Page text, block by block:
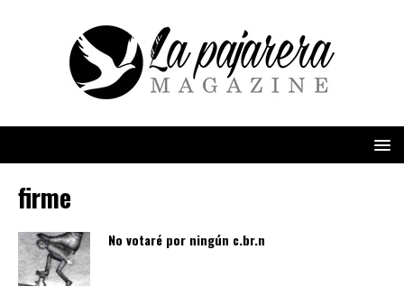
firme
No votaré por ningún c.br.n